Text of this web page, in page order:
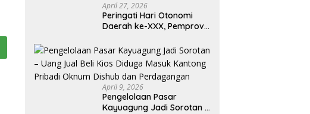
April 27, 2026
Peringati Hari Otonomi
Daerah ke-XXX, Pemprov
Digitalisasi dan
Kemandirian Fiskal
April 9, 2026
Pengelolaan Pasar
Kayuagung Jadi Sorotan –